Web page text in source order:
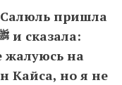
пришла
жалуюсь на
Кайса, но я не